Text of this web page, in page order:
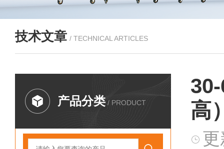
技术文章 / TECHNICAL ARTICLES
产品分类 / PRODUCT
高